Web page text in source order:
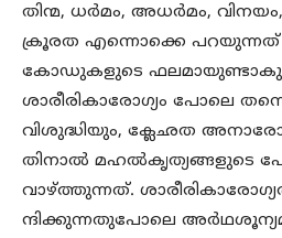
തിന്മ, ധർമം, അധർമം,
ക്രൂരത എന്നൊക്കെ പറയുന്നത്
കോഡുകളുടെ
ശാരീരികാരോഗ്യം പോലെ
വിശുദ്ധിയും, ക്ലേഛത
തിനാൽ മഹൽകൃത്യങ്ങളുടെ
വാഴ്ത്തുന്നത്.
ന്ദിക്കുന്നതുപോലെ